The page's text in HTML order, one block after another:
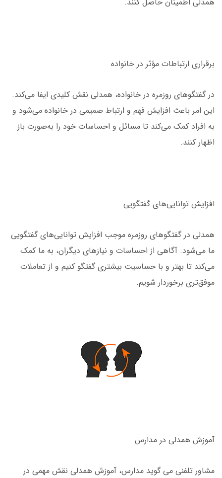
برقراری ارتباطات مؤثر در خانواده
در گفتگوهای روزمره در خانواده، همدلی نقش کلیدی ایفا می‌کند.
این امر باعث افزایش فهم و ارتباط صمیمی در خانواده می‌شود و
به افراد کمک می‌کند تا مسائل و احساسات خود را به‌صورت باز
اظهار کنند.
افزایش توانایی‌های گفتگویی
همدلی در گفتگوهای روزمره موجب افزایش توانایی‌های گفتگویی
ما می‌شود. آگاهی از احساسات و نیازهای دیگران، به ما کمک
می‌کند تا بهتر و با حساسیت بیشتری گفتگو کنیم و از تعاملات
موفق‌تری برخوردار شویم.
آموزش همدلی در مدارس
مشاور تلفنی می گوید مدارس، آموزش همدلی نقش مهمی در